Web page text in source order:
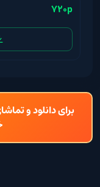
720p
برای دانلود و